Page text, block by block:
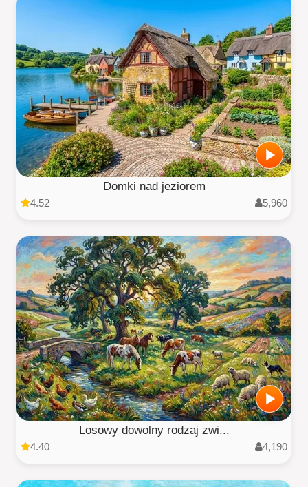
Domki nad jeziorem
4.52 5,960
Losowy dowolny rodzaj zwi...
4.40 4,190